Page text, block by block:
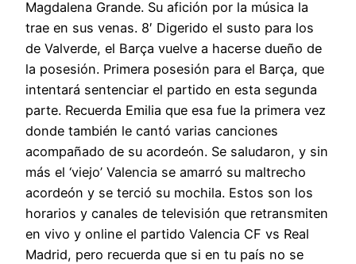
Magdalena Grande. Su afición por la música la
trae en sus venas. 8′ Digerido el susto para los
de Valverde, el Barça vuelve a hacerse dueño de
la posesión. Primera posesión para el Barça, que
intentará sentenciar el partido en esta segunda
parte. Recuerda Emilia que esa fue la primera vez
donde también le cantó varias canciones
acompañado de su acordeón. Se saludaron, y sin
más el ‘viejo’ Valencia se amarró su maltrecho
acordeón y se terció su mochila. Estos son los
horarios y canales de televisión que retransmiten
en vivo y online el partido Valencia CF vs Real
Madrid, pero recuerda que si en tu país no se